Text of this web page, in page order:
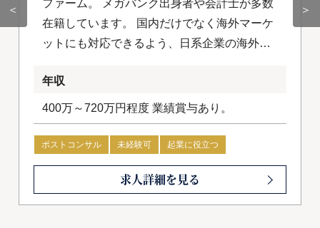
＜
ファーム。 メガバンク出身者や会計士が多数
在籍しています。 国内だけでなく海外マーケ
ットにも対応できるよう、日系企業の海外進
す。
年収
400万～720万円程度 業績賞与あり。
ポストコンサル 未経験可
起業に役立つ
会計士・USCPA優遇
求人詳細を見る
＞